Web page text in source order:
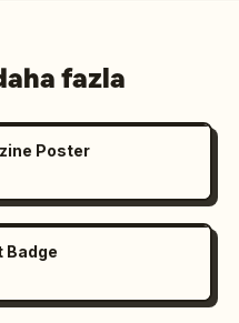
fazla
Poster
Badge